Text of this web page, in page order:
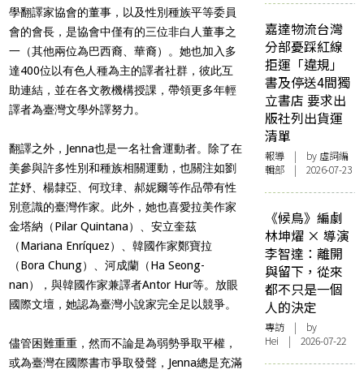
學翻譯家協會的董事，以及性別種族平等委員
會的會長，是協會中僅有的三位非白人董事之
一（其他兩位為巴西裔、華裔）。她也加入多
達400位以有色人種為主的譯者社群，彼此互
助連結，並在各文教機構授課，帶領更多年輕
譯者為臺灣文學外譯努力。
翻譯之外，Jenna也是一名社會運動者。除了在
美參與許多性別和種族相關運動，也關注如劉
芷妤、楊隸亞、何玟珒、郝妮爾等作品帶有性
別意識的臺灣作家。此外，她也喜愛拉美作家
金塔納（Pilar Quintana）、安立奎茲
（Mariana Enríquez）、韓國作家鄭寶拉
（Bora Chung）、河成蘭（Ha Seong-
nan），與韓國作家兼譯者Antor Hur等。放眼
國際文壇，她認為臺灣小說家完全足以競爭。
儘管困難重重，然而不論是為弱勢爭取平權，
或為臺灣在國際書市爭取發聲，Jenna總是充滿
嘉達物流台灣
分部憂踩紅線
拒運「違規」
書及停送4間獨
立書店 要求出
版社列出貨運
清單
報導 | by 虛詞編
輯部 | 2026-07-23
《候鳥》編劇
林坤燿 × 導演
李智達：離開
與留下，從來
都不只是一個
人的決定
專訪 | by
Hei | 2026-07-22